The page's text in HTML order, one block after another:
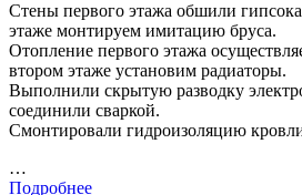
Стены первого этажа обшили
этаже монтируем имитацию бруса.
Отопление первого этажа
втором этаже установим радиаторы.
Выполнили скрытую разводку
соединили сваркой.
Смонтировали гидроизоляцию
…
Подробнее